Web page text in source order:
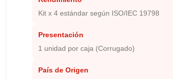
Kit x 4 estándar según ISO/IEC 19798
Presentación
1 unidad por caja (Corrugado)
País de Origen